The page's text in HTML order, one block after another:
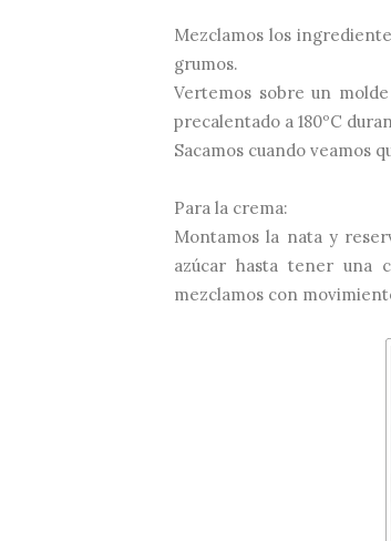
Mezclamos los
grumos.
Vertemos sobre un
precalentado a 180ºC
Sacamos cuando veamos
Para la crema:
Montamos la nata y
azúcar hasta tener una
mezclamos con